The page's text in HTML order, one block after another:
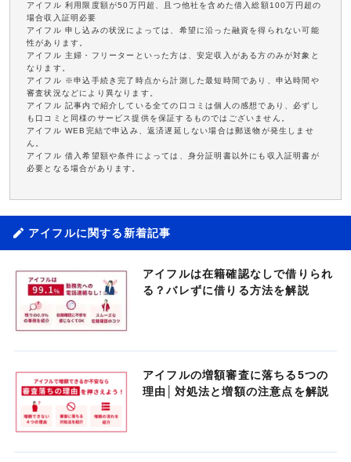
アイフル 利用限度額が50万円超、且つ他社を含めた借入総額100万円超の
場合収入証明必要
アイフル 申し込みの状況によっては、希望に沿った融資を得られない可能
性があります。
アイフル 主婦・フリーターといった方は、安定収入がある方のみが対象と
なります。
アイフル ※申込手続き完了時点から計測した最短時間であり、申込時間や
審査状況などにより異なります。
アイフル 記事内で紹介している全ての口コミは個人の感想であり、必ずし
も口コミと同様のサービス提供を保証するものではございません。
アイフル WEB完結で申込み、返済遅延しない場合は郵送物が発生しませ
ん。
アイフル 借入希望額や条件によっては、身分証明書以外にも収入証明書が
必要となる場合があります。
アイフルに関する新着記事
アイフルは在籍確認なしで借りられ
る？バレずに借りる方法を解説
アイフルの増額審査に落ちる5つの
理由│対処法と増額の注意点を解説